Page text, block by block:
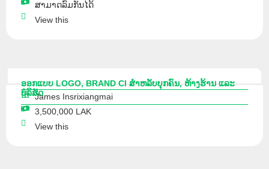
ສາມາດລົມກັນໄດ້
View this
ອອກແບບ LOGO, BRAND CI ສຳຫລັບບຸກຄົນ, ຫ້າງຮ້ານ ແລະ
ບໍລິສັດJames Insrixiangmai
3,500,000 LAK
View this